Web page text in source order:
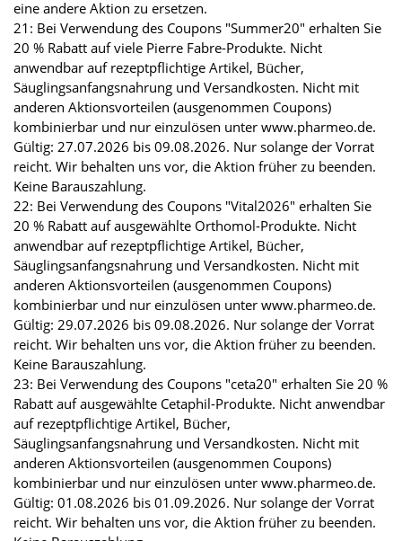
eine andere Aktion zu ersetzen.
21: Bei Verwendung des Coupons "Summer20" erhalten Sie
20 % Rabatt auf viele Pierre Fabre-Produkte. Nicht
anwendbar auf rezeptpflichtige Artikel, Bücher,
Säuglingsanfangsnahrung und Versandkosten. Nicht mit
anderen Aktionsvorteilen (ausgenommen Coupons)
kombinierbar und nur einzulösen unter www.pharmeo.de.
Gültig: 27.07.2026 bis 09.08.2026. Nur solange der Vorrat
reicht. Wir behalten uns vor, die Aktion früher zu beenden.
Keine Barauszahlung.
22: Bei Verwendung des Coupons "Vital2026" erhalten Sie
20 % Rabatt auf ausgewählte Orthomol-Produkte. Nicht
anwendbar auf rezeptpflichtige Artikel, Bücher,
Säuglingsanfangsnahrung und Versandkosten. Nicht mit
anderen Aktionsvorteilen (ausgenommen Coupons)
kombinierbar und nur einzulösen unter www.pharmeo.de.
Gültig: 29.07.2026 bis 09.08.2026. Nur solange der Vorrat
reicht. Wir behalten uns vor, die Aktion früher zu beenden.
Keine Barauszahlung.
23: Bei Verwendung des Coupons "ceta20" erhalten Sie 20 %
Rabatt auf ausgewählte Cetaphil-Produkte. Nicht anwendbar
auf rezeptpflichtige Artikel, Bücher,
Säuglingsanfangsnahrung und Versandkosten. Nicht mit
anderen Aktionsvorteilen (ausgenommen Coupons)
kombinierbar und nur einzulösen unter www.pharmeo.de.
Gültig: 01.08.2026 bis 01.09.2026. Nur solange der Vorrat
reicht. Wir behalten uns vor, die Aktion früher zu beenden.